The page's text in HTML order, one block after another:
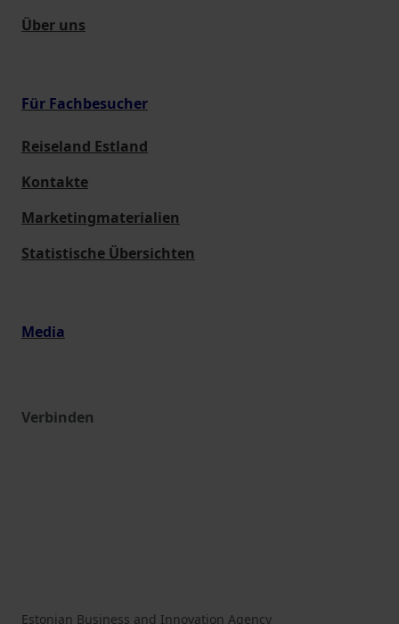
Über uns
Für Fachbesucher
Reiseland Estland
Kontakte
Marketingmaterialien
Statistische Übersichten
Media
Verbinden
Estonian Business and Innovation Agency